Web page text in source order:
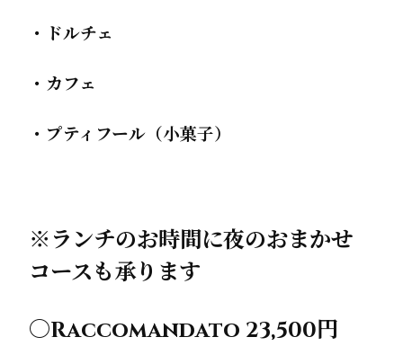
・ドルチェ
・カフェ
・プティフール（小菓子）
※ランチのお時間に夜のおまかせ
コースも承ります
○Raccomandato 23,500円